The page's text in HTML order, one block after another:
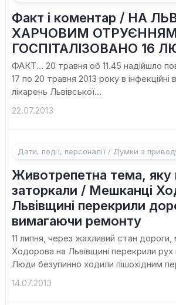
Факт і коментар / НА
ХАРЧОВИМ ОТРУЄННЯМ
ГОСПІТАЛІЗОВАНО 16
ФАКТ… 20 травня об 11.45 надійшло
17 по 20 травня 2013 року в інфекційні
лікарень Львівської...
22.07.2013
Дати, події, персоналії / Думки з
Животрепетна тема, яку
заторкали / Мешканці
Львівщині перекрили
вимагаючи ремонту
11 липня, через жахливий стан дороги,
Ходорова на Львівщині перекрили
Люди безупинно ходили пішохідним
14.07.2013